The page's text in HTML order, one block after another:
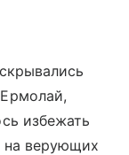
избежать
на верующих